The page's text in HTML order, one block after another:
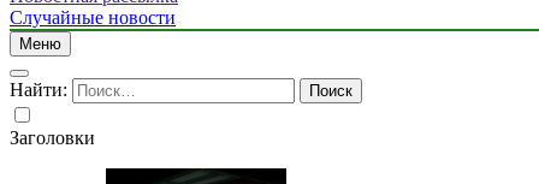
Случайные новости
Меню
Найти:
Заголовки